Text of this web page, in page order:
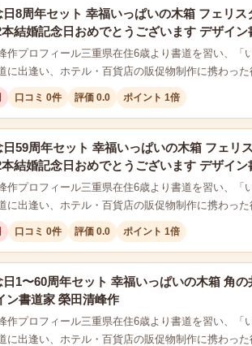
8周年セット 幸福いっぱいの木箱 フェリ
結婚記念日おめでとうございます デザイ
プロフィール三重県在住6歳より書道を習い、「
に出逢い、ホテル・百貨店の販促物制作に携わっ
口コミ 0件 評価 0.0 ポイント 1倍
59周年セット 幸福いっぱいの木箱 フェリ
結婚記念日おめでとうございます デザイ
プロフィール三重県在住6歳より書道を習い、「
に出逢い、ホテル・百貨店の販促物制作に携わっ
口コミ 0件 評価 0.0 ポイント 1倍
1〜60周年セット 幸福いっぱいの木箱 角
ン書道家 榮田清峰作
プロフィール三重県在住6歳より書道を習い、「
に出逢い、ホテル・百貨店の販促物制作に携わっ